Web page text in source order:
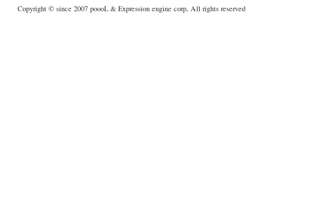
Copyright © since 2007 poooL & Expression engine corp, All rights reserved